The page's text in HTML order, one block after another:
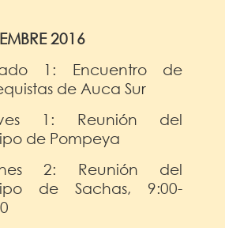
2016
1: Encuentro de
de Auca Sur
1: Reunión del
de Pompeya
2: Reunión del
de Sachas, 9:00-